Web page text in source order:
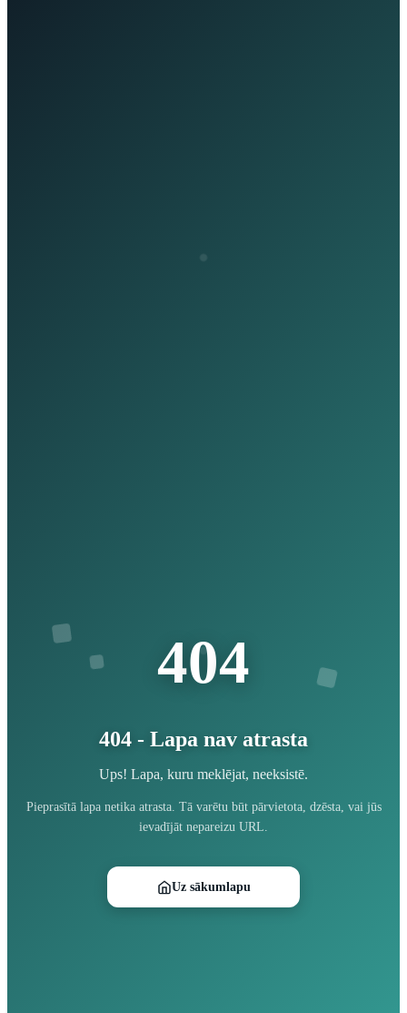
404
404 - Lapa nav atrasta
Ups! Lapa, kuru meklējat, neeksistē.
Pieprasītā lapa netika atrasta. Tā varētu būt pārvietota, dzēsta, vai jūs
ievadījāt nepareizu URL.
Uz sākumlapu